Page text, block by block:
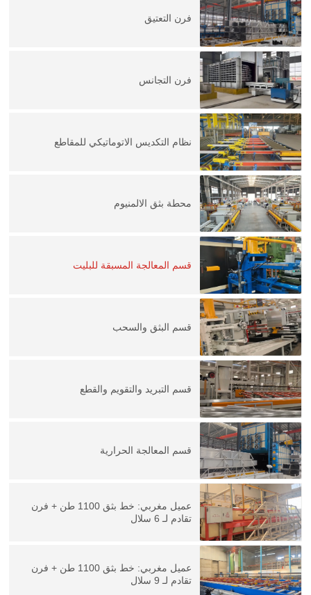
فرن التعتيق
فرن التجانس
نظام التكديس الاتوماتيكي للمقاطع
محطة بثق الالمنيوم
قسم المعالجة المسبقة للبليت
قسم البثق والسحب
قسم التبريد والتقويم والقطع
قسم المعالجة الحرارية
عميل مغربي: خط بثق 1100 طن + فرن
تقادم لـ 6 سلال
عميل مغربي: خط بثق 1100 طن + فرن
تقادم لـ 9 سلال